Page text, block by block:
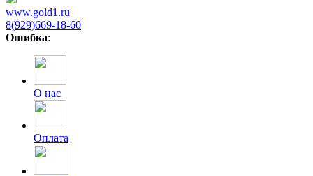
www.gold1.ru
8(929)669-18-60
Ошибка:
О нас
Оплата